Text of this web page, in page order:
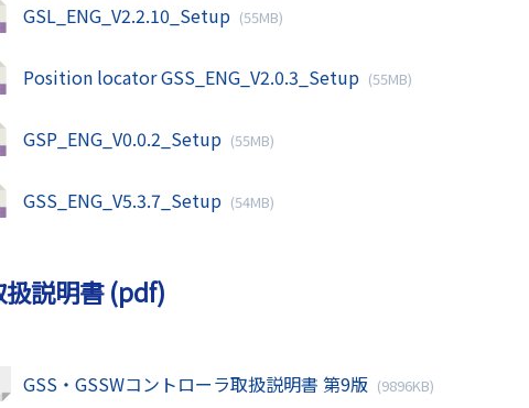
GSL_ENG_V2.2.10_Setup (55MB)
Position locator GSS_ENG_V2.0.3_Setup (55MB)
GSP_ENG_V0.0.2_Setup (55MB)
GSS_ENG_V5.3.7_Setup (54MB)
扱説明書 (pdf)
GSS・GSSWコントローラ取扱説明書 第9版 (9896KB)